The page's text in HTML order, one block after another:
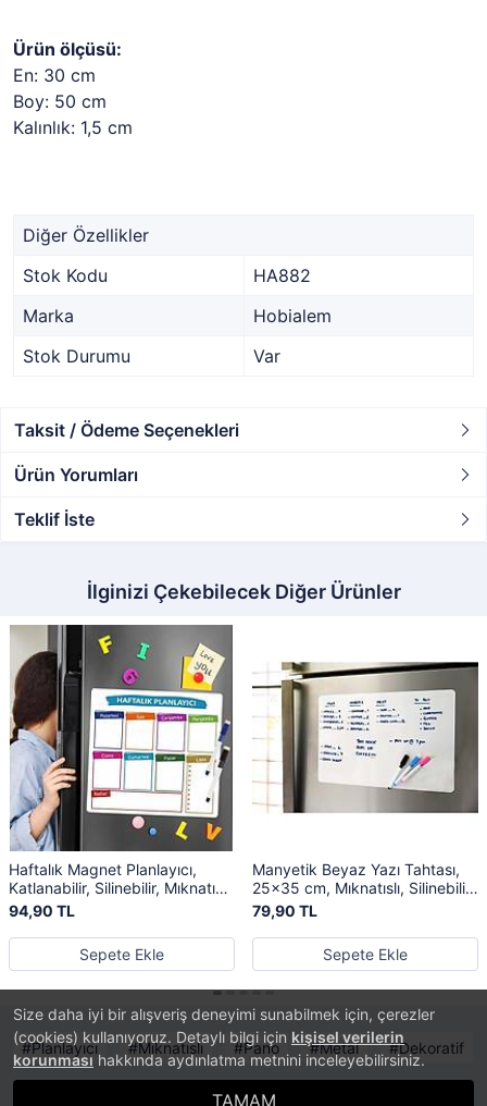
Size daha iyi bir alışveriş deneyimi sunabilmek için, çerezler
(cookies) kullanıyoruz. Detaylı bilgi için kişisel verilerin
korunmasıhakkında aydınlatma metnini inceleyebilirsiniz.
TAMAM
Ürün ölçüsü:
En: 30 cm
Boy: 50 cm
Kalınlık: 1,5 cm
Diğer Özellikler
Stok Kodu
HA882
Marka
Hobialem
Stok Durumu
Var
Taksit / Ödeme Seçenekleri
Ürün Yorumları
Teklif İste
İlginizi Çekebilecek Diğer Ürünler
Haftalık Magnet Planlayıcı,
Katlanabilir, Silinebilir, Mıknatıslı
Yazı Tahtası Pano + 2 Kalem
94,90 TL
Sepete Ekle
Manyetik Beyaz Yazı Tahtası,
25x35 cm, Mıknatıslı, Silinebilir
Yazı Panosu + 2 Kalem
79,90 TL
Sepete Ekle
Planlayıcı Mıknatıslı Pano Metal Dekoratif